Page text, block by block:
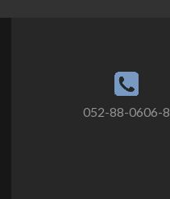
052-88-0606-8